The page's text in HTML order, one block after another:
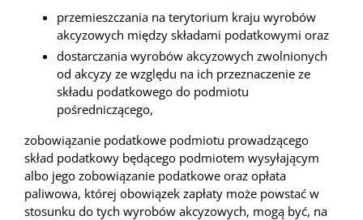
przemieszczania na terytorium kraju wyrobów
akcyzowych między składami podatkowymi oraz
dostarczania wyrobów akcyzowych zwolnionych
od akcyzy ze względu na ich przeznaczenie ze
składu podatkowego do podmiotu
pośredniczącego,
zobowiązanie podatkowe podmiotu prowadzącego
skład podatkowy będącego podmiotem wysyłającym
albo jego zobowiązanie podatkowe oraz opłata
paliwowa, której obowiązek zapłaty może powstać w
stosunku do tych wyrobów akcyzowych, mogą być, na